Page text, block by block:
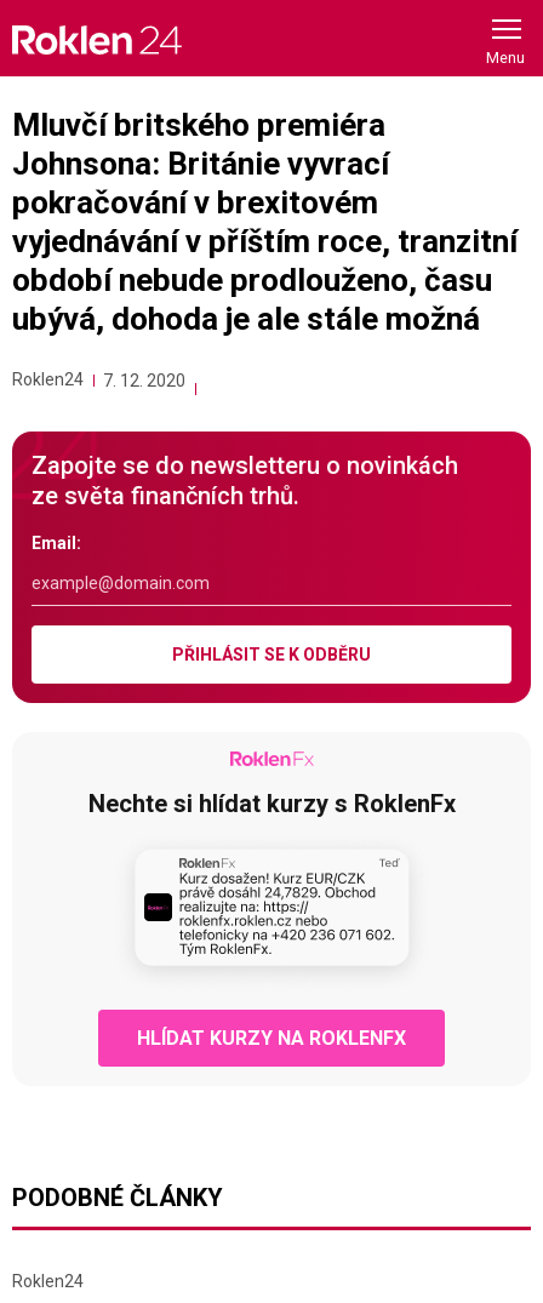
content
Mluvčí britského premiéra
Johnsona: Británie vyvrací
pokračování v brexitovém
vyjednávání v příštím roce, tranzitní
období nebude prodlouženo, času
ubývá, dohoda je ale stále možná
Roklen24 7. 12. 2020
Zapojte se do newsletteru o novinkách
ze světa finančních trhů.
Email:
PŘIHLÁSIT SE K ODBĚRU
Nechte si hlídat kurzy s RoklenFx
HLÍDAT KURZY NA ROKLENFX
PODOBNÉ ČLÁNKY
Roklen24